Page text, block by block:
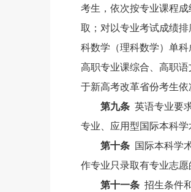
考生，依次按专业课程
取；对以专业考试成绩
科数学（理科数学）单
高职专业课综合、高职
于新高考改革省份考生
第九条 英语专业要
专业、应用型国际本科
第十条 国际本科学
作专业只录取有专业志愿
第十一条 招生条件